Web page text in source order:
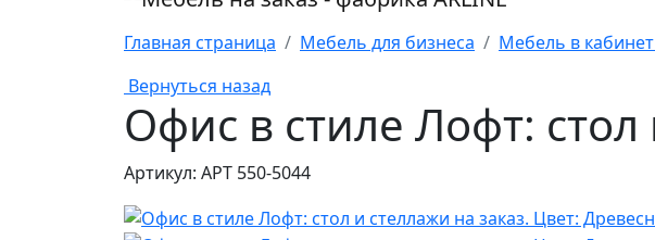
Главная страница
Мебель для бизнеса Мебель в
Вернуться назад
Офис в стиле Лофт: стол
Артикул: АРТ 550-5044